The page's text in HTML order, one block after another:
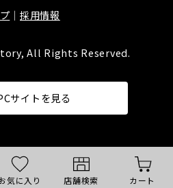
気に入り 店舗検索 カート
採用情報
All Rights Reserved.
サイトを見る